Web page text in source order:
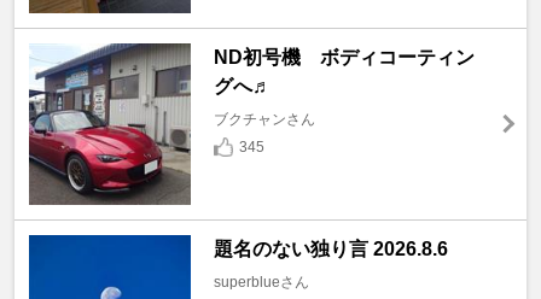
ND初号機 ボディコーティン
グへ♬
ブクチャンさん
345
題名のない独り言 2026.8.6
superblueさん